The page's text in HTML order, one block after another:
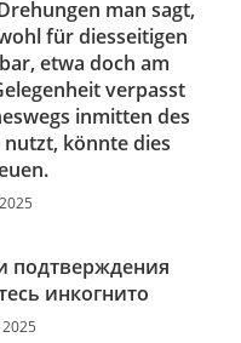
man sagt,
für diesseitigen
etwa doch am
verpasst
inmitten des
könnte dies
подтверждения
инкогнито